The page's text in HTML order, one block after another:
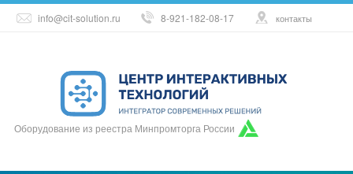
info@cit-solution.ru 8-921-182-08-17 контакты
Оборудование из реестра Минпромторга России